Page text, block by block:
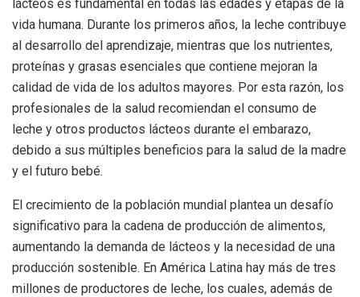
lácteos es fundamental en todas las edades y etapas de la
vida humana. Durante los primeros años, la leche contribuye
al desarrollo del aprendizaje, mientras que los nutrientes,
proteínas y grasas esenciales que contiene mejoran la
calidad de vida de los adultos mayores. Por esta razón, los
profesionales de la salud recomiendan el consumo de
leche y otros productos lácteos durante el embarazo,
debido a sus múltiples beneficios para la salud de la madre
y el futuro bebé.
El crecimiento de la población mundial plantea un desafío
significativo para la cadena de producción de alimentos,
aumentando la demanda de lácteos y la necesidad de una
producción sostenible. En América Latina hay más de tres
millones de productores de leche, los cuales, además de